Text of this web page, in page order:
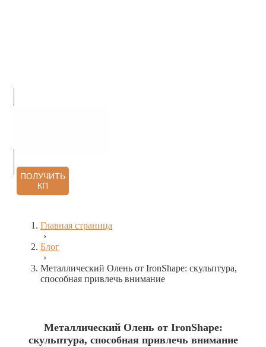
ПОЛУЧИТЬ
КП
Главная страница
›
Блог
›
Металлический Олень от IronShape: скульптура,
способная привлечь внимание
Металлический Олень от IronShape:
скульптура, способная привлечь внимание